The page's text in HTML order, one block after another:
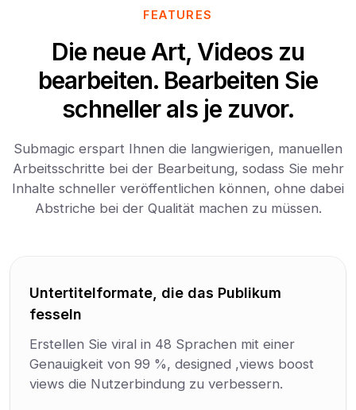
FEATURES
Die neue Art, Videos zu
bearbeiten. Bearbeiten Sie
schneller als je zuvor.
Submagic erspart Ihnen die langwierigen, manuellen
Arbeitsschritte bei der Bearbeitung, sodass Sie mehr
Inhalte schneller veröffentlichen können, ohne dabei
Abstriche bei der Qualität machen zu müssen.
Untertitelformate, die das Publikum
fesseln
Erstellen Sie viral in 48 Sprachen mit einer
Genauigkeit von 99 %, designed ,views boost
views die Nutzerbindung zu verbessern.